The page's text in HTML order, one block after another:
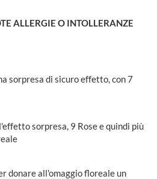
ALLERGIE O INTOLLERANZE
sorpresa di sicuro effetto, con 7
sorpresa, 9 Rose e quindi più
donare all'omaggio floreale un